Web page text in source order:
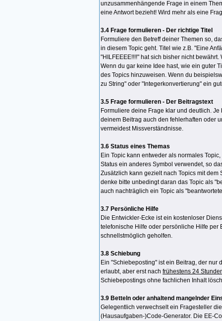
unzusammenhängende Frage in einem
eine Antwort bezieht! Wird mehr als eine
3.4 Frage formulieren - Der richtige Titel
Formuliere den Betreff deiner Themen so,
in diesem Topic geht. Titel wie z.B. "Eine
"HILFEEEE!!!!" hat sich bisher nicht
Wenn du gar keine Idee hast, wie ein guter
des Topics hinzuweisen. Wenn du
zu String" oder "Integerkonvertierung" ein
3.5 Frage formulieren - Der Beitragstext
Formuliere deine Frage klar und deutlich.
deinem Beitrag auch den fehlerhaften oder
vermeidest Missverständnisse.
3.6 Status eines Themas
Ein Topic kann entweder als normales
Status ein anderes Symbol verwendet, so
Zusätzlich kann gezielt nach Topics mit dem
denke bitte unbedingt daran das Topic als
auch nachträglich ein Topic als
3.7 Persönliche Hilfe
Die Entwickler-Ecke ist ein kostenloser
telefonische Hilfe oder persönliche Hilfe per
schnellstmöglich geholfen.
3.8 Schiebung
Ein "Schiebeposting" ist ein Beitrag, der
erlaubt, aber erst nach frühestens 24
Schiebepostings ohne fachlichen Inhalt
3.9 Betteln oder anhaltend mangelnder
Gelegentlich verwechselt ein Fragesteller
(Hausaufgaben-)Code-Generator. Die EE-